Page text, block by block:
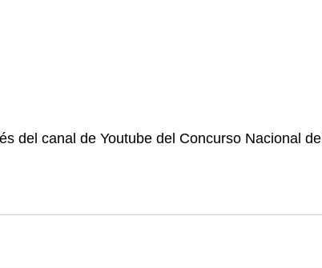
del canal de Youtube del Concurso Nacional del